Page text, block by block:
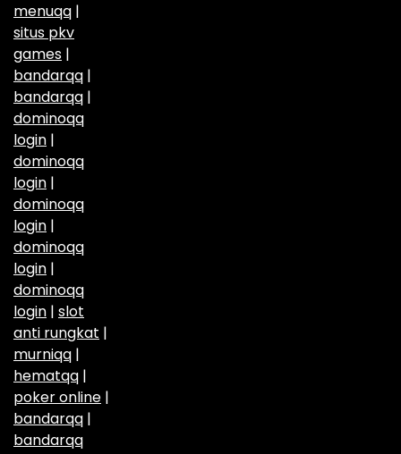
menuqq |
situs pkv
games |
bandarqq |
bandarqq |
dominoqq
login |
dominoqq
login |
dominoqq
login |
dominoqq
login |
dominoqq
login | slot
anti rungkat |
murniqq |
hematqq |
poker online |
bandarqq |
bandarqq